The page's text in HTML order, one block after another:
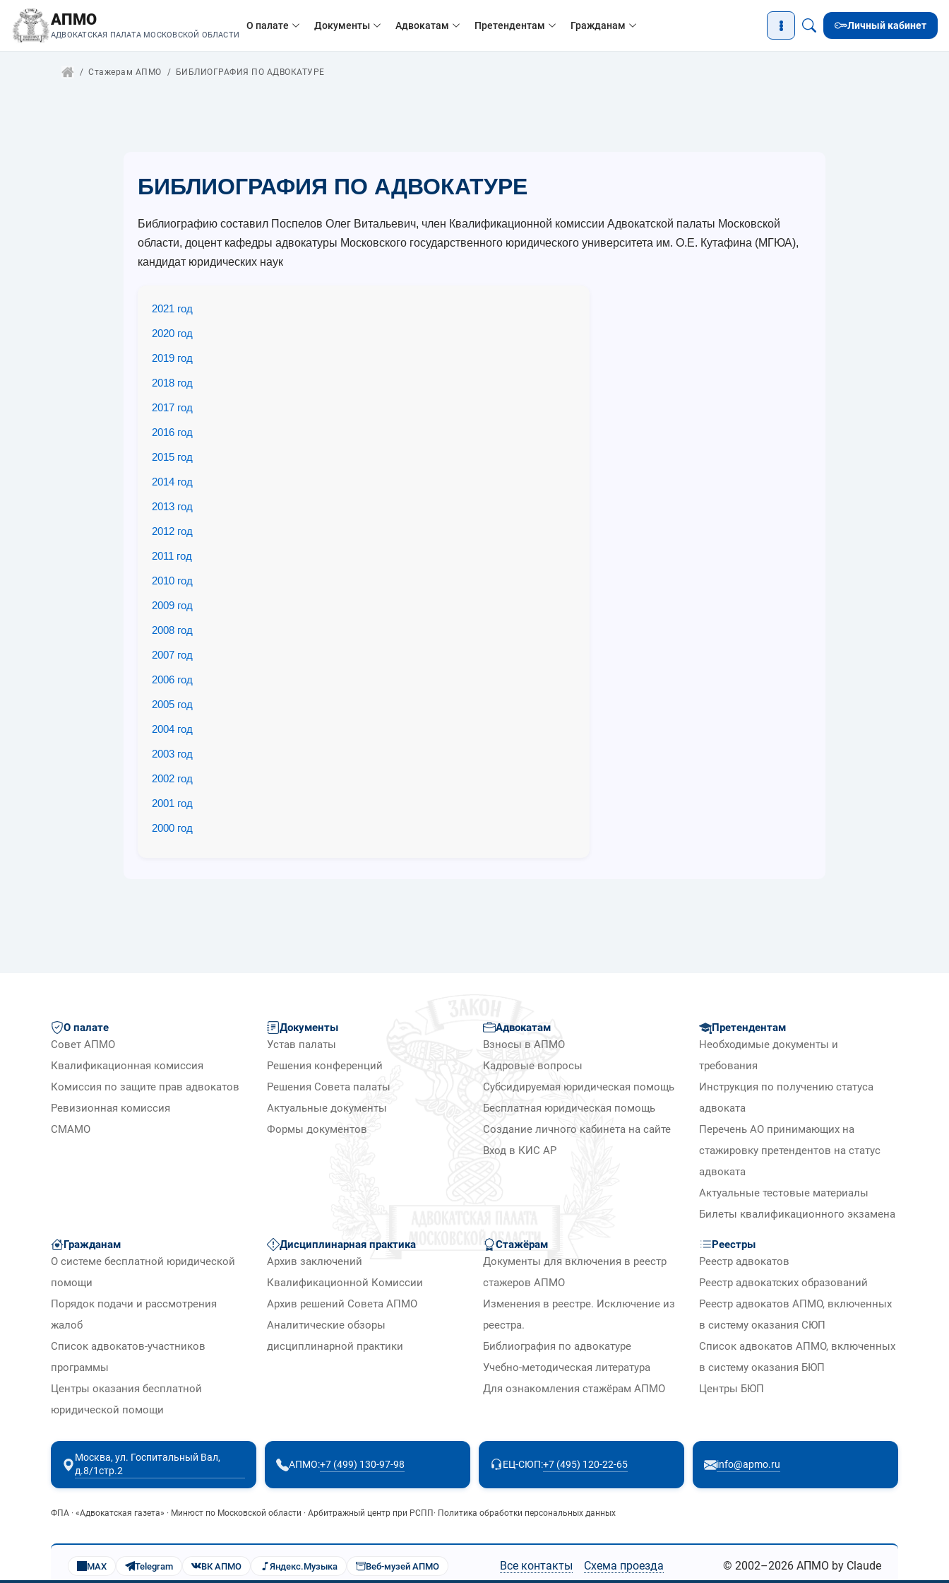
АПМО
АДВОКАТСКАЯ ПАЛАТА МОСКОВСКОЙ ОБЛАСТИ
О палате Документы Адвокатам Претендентам Гражданам Личный кабинет
Стажерам АПМО БИБЛИОГРАФИЯ ПО АДВОКАТУРЕ
БИБЛИОГРАФИЯ ПО АДВОКАТУРЕ
Библиографию составил Поспелов Олег Витальевич, член Квалификационной комиссии Адвокатской палаты Московской
области, доцент кафедры адвокатуры Московского государственного юридического университета им. О.Е. Кутафина (МГЮА),
кандидат юридических наук
2021 год
2020 год
2019 год
2018 год
2017 год
2016 год
2015 год
2014 год
2013 год
2012 год
2011 год
2010 год
2009 год
2008 год
2007 год
2006 год
2005 год
2004 год
2003 год
2002 год
2001 год
2000 год
О палате
Совет АПМО
Квалификационная комиссия
Комиссия по защите прав адвокатов
Ревизионная комиссия
СМАМО
Документы
Устав палаты
Решения конференций
Решения Совета палаты
Актуальные документы
Формы документов
Адвокатам
Взносы в АПМО
Кадровые вопросы
Субсидируемая юридическая помощь
Бесплатная юридическая помощь
Создание личного кабинета на сайте
Вход в КИС АР
Претендентам
Необходимые документы и
требования
Инструкция по получению статуса
адвоката
Перечень АО принимающих на
стажировку претендентов на статус
адвоката
Актуальные тестовые материалы
Билеты квалификационного экзамена
Гражданам
О системе бесплатной юридической
помощи
Порядок подачи и рассмотрения
жалоб
Список адвокатов-участников
программы
Центры оказания бесплатной
юридической помощи
Дисциплинарная практика
Архив заключений
Квалификационной Комиссии
Архив решений Совета АПМО
Аналитические обзоры
дисциплинарной практики
Стажёрам
Документы для включения в реестр
стажеров АПМО
Изменения в реестре. Исключение из
реестра.
Библиография по адвокатуре
Учебно-методическая литература
Для ознакомления стажёрам АПМО
Реестры
Реестр адвокатов
Реестр адвокатских образований
Реестр адвокатов АПМО, включенных
в систему оказания СЮП
Список адвокатов АПМО, включенных
в систему оказания БЮП
Центры БЮП
Москва, ул. Госпитальный Вал,
д.8/1стр.2
АПМО:+7 (499) 130-97-98 ЕЦ-СЮП:+7 (495) 120-22-65 info@apmo.ru
ФПА · «Адвокатская газета» · Минюст по Московской области · Арбитражный центр при РСПП · Политика обработки персональных данных
MAX Telegram ВК АПМО Яндекс.Музыка Веб-музей АПМО Все контакты Схема проезда © 2002–2026 АПМО by Claude